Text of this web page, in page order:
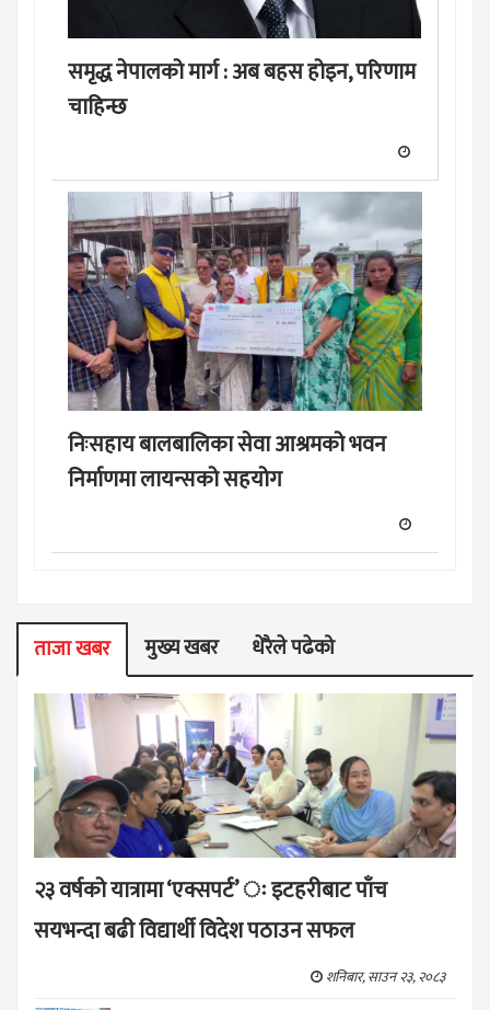
समृद्ध नेपालको मार्ग : अब बहस होइन, परिणाम
चाहिन्छ
निःसहाय बालबालिका सेवा आश्रमको भवन
निर्माणमा लायन्सको सहयोग
ताजा खबर मुख्य खबर धेरैले पढेको
२३ वर्षको यात्रामा ‘एक्सपर्ट’ ः इटहरीबाट पाँच
सयभन्दा बढी विद्यार्थी विदेश पठाउन सफल
शनिबार, साउन २३, २०८३